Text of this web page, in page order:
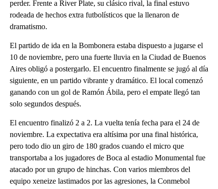
perder. Frente a River Plate, su clásico rival, la final estuvo
rodeada de hechos extra futbolísticos que la llenaron de
dramatismo.
El partido de ida en la Bombonera estaba dispuesto a jugarse el
10 de noviembre, pero una fuerte lluvia en la Ciudad de Buenos
Aires obligó a postergarlo. El encuentro finalmente se jugó al día
siguiente, en un partido vibrante y dramático. El local comenzó
ganando con un gol de Ramón Ábila, pero el empate llegó tan
solo segundos después.
El encuentro finalizó 2 a 2. La vuelta tenía fecha para el 24 de
noviembre. La expectativa era altísima por una final histórica,
pero todo dio un giro de 180 grados cuando el micro que
transportaba a los jugadores de Boca al estadio Monumental fue
atacado por un grupo de hinchas. Con varios miembros del
equipo xeneize lastimados por las agresiones, la Conmebol